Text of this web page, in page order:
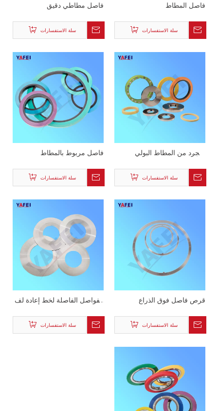
فاصل المطاط
سلة الاستفسارات
فاصل مطاطي دقيق
سلة الاستفسارات
متجرد من المطاط البولي
سلة الاستفسارات
فاصل مربوط بالمطاط
سلة الاستفسارات
قرص فاصل فوق الذراع
سلة الاستفسارات
الفواصل الفاصلة لخط إعادة لف
سلة الاستفسارات